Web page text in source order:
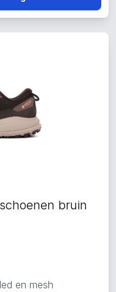
bruin
en mesh